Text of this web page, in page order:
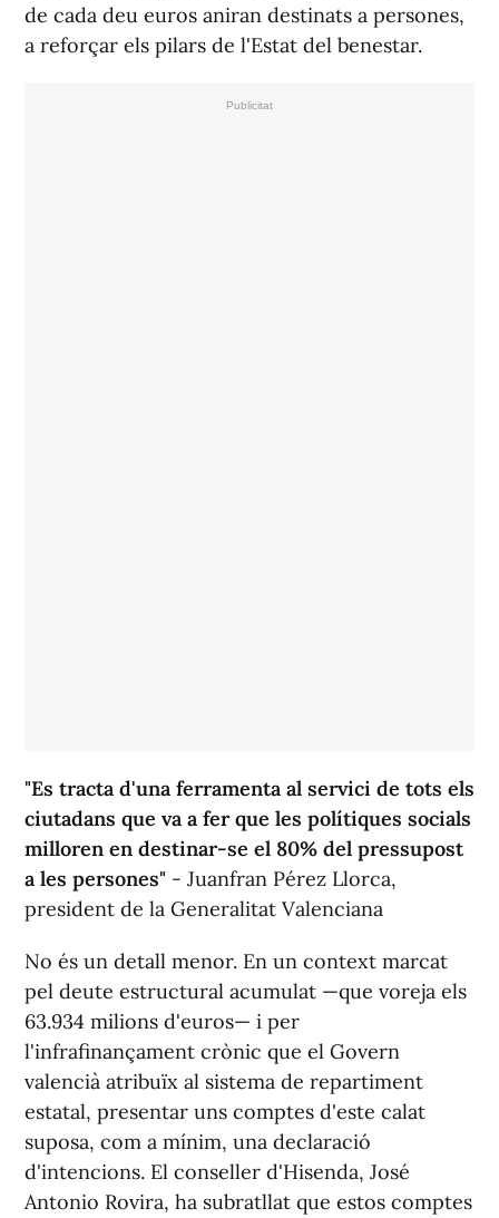
de cada deu euros aniran destinats a persones,
a reforçar els pilars de l'Estat del benestar.
"Es tracta d'una ferramenta al servici de tots els
ciutadans que va a fer que les polítiques socials
milloren en destinar-se el 80% del pressupost
a les persones" - Juanfran Pérez Llorca,
president de la Generalitat Valenciana
No és un detall menor. En un context marcat
pel deute estructural acumulat —que voreja els
63.934 milions d'euros— i per
l'infrafinançament crònic que el Govern
valencià atribuïx al sistema de repartiment
estatal, presentar uns comptes d'este calat
suposa, com a mínim, una declaració
d'intencions. El conseller d'Hisenda, José
Antonio Rovira, ha subratllat que estos comptes